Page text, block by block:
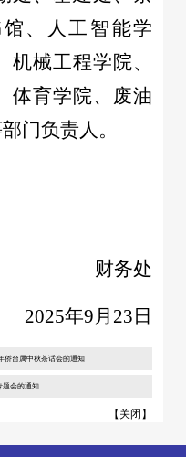
、人工智能学
械工程学院、
体育学院、废油
门负责人。
财务处
2025年9月23日
侨台属中秋茶话会的通知
题会的通知
【关闭】